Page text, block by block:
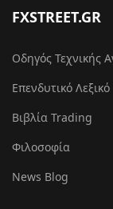
FXSTREET.GR
Οδηγός Τεχνικής
Επενδυτικό Λεξικό
Βιβλία Trading
Φιλοσοφία
News Blog